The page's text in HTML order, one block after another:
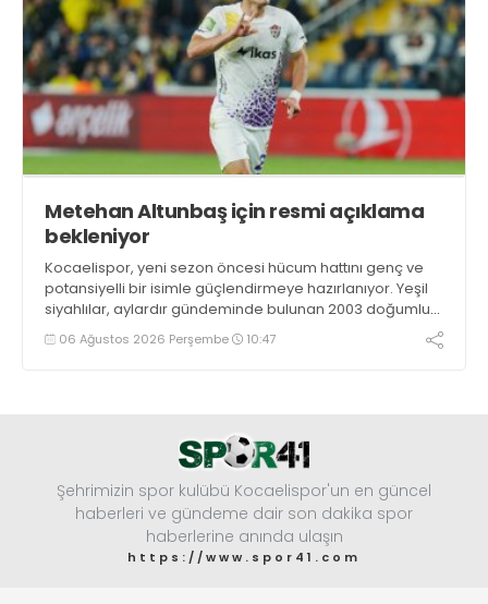
Metehan Altunbaş için resmi açıklama
bekleniyor
Kocaelispor, yeni sezon öncesi hücum hattını genç ve
potansiyelli bir isimle güçlendirmeye hazırlanıyor. Yeşil
siyahlılar, aylardır gündeminde bulunan 2003 doğumlu
santrfor Metehan Altunbaş transferinde sona hayli
yaklaştı.
06 Ağustos 2026 Perşembe 10:47
Şehrimizin spor kulübü Kocaelispor'un en güncel
haberleri ve gündeme dair son dakika spor
haberlerine anında ulaşın
https://www.spor41.com